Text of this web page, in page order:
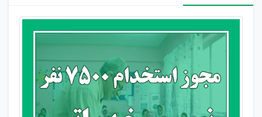
پیگیری
موضوع
جذب
نیروهای
خدماتی